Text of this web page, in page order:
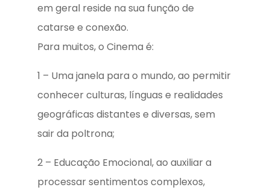
em geral reside na sua função de
catarse e conexão.
Para muitos, o Cinema é:
1 – Uma janela para o mundo, ao permitir
conhecer culturas, línguas e realidades
geográficas distantes e diversas, sem
sair da poltrona;
2 – Educação Emocional, ao auxiliar a
processar sentimentos complexos,